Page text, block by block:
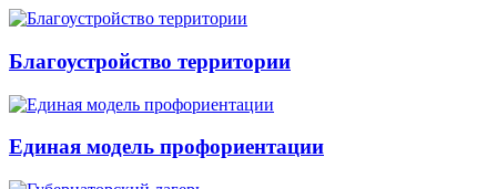
Благоустройство территории
Единая модель профориентации